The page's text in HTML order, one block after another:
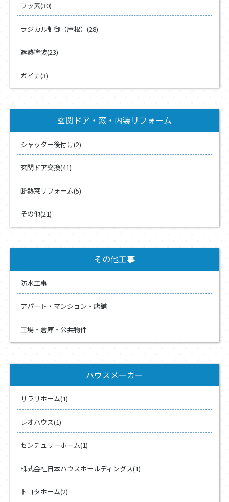
フッ素(30)
ラジカル制御（屋根）(28)
遮熱塗装(23)
ガイナ(3)
玄関ドア・窓・内装リフォーム
シャッター後付け(2)
玄関ドア交換(41)
断熱窓リフォーム(5)
その他(21)
その他工事
防水工事
アパート・マンション・店舗
工場・倉庫・公共物件
ハウスメーカー
サラサホーム(1)
レオハウス(1)
センチュリーホーム(1)
株式会社日本ハウスホールディングス(1)
トヨタホーム(2)